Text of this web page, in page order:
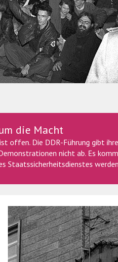
die Macht
offen. Die DDR-Führung gibt
nicht ab. Es
Staatssicherheitsdienstes